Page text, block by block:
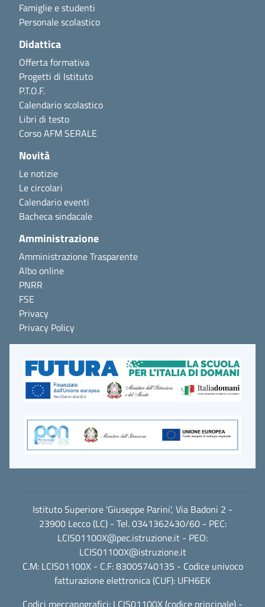
Famiglie e studenti
Personale scolastico
Didattica
Offerta formativa
Progetti di Istituto
P.T.O.F.
Calendario scolastico
Libri di testo
Corso AFM SERALE
Novità
Le notizie
Le circolari
Calendario eventi
Bacheca sindacale
Amministrazione
Amministrazione Trasparente
Albo online
PNRR
FSE
Privacy
Privacy Policy
Istituto Superiore 'Giuseppe Parini', Via Badoni 2 -
23900 Lecco (LC) - Tel. 0341362430/60 - PEC:
LCIS01100X@pec.istruzione.it - PEO:
LCIS01100X@istruzione.it
C.M: LCIS01100X - C.F: 83005740135 - Codice univoco
fatturazione elettronica (CUF): UFH6EK
Codici meccanografici: LCIS01100X (codice principale) -